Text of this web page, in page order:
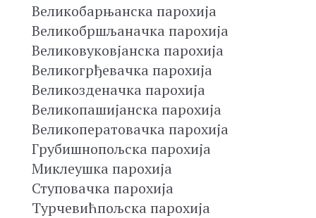
Великобарњанска парохија
Великобршљаначка парохија
Великовуковјанска парохија
Великогрђевачка парохија
Великозденачка парохија
Великопашијанска парохија
Великоператовачка парохија
Грубишнопољска парохија
Миклеушка парохија
Ступовачка парохија
Турчевићпољска парохија